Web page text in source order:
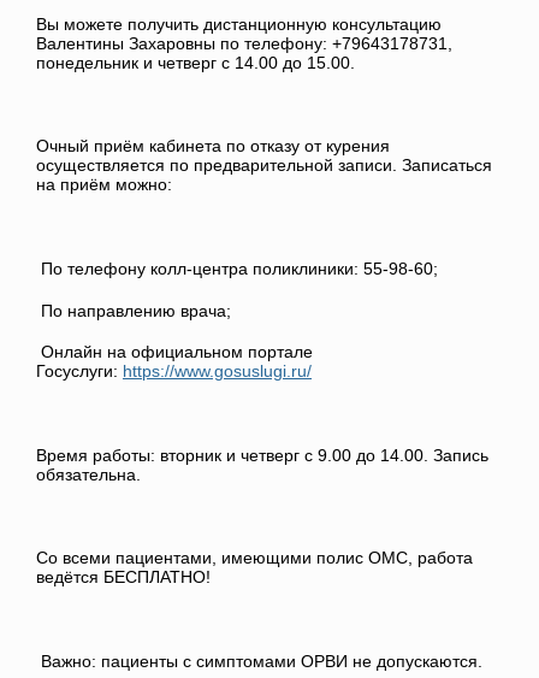
Вы можете получить дистанционную консультацию
Валентины Захаровны по телефону: +79643178731,
понедельник и четверг с 14.00 до 15.00.
Очный приём кабинета по отказу от курения
осуществляется по предварительной записи. Записаться
на приём можно:
По телефону колл-центра поликлиники: 55-98-60;
По направлению врача;
Онлайн на официальном портале
Госуслуги: https://www.gosuslugi.ru/
Время работы: вторник и четверг с 9.00 до 14.00. Запись
обязательна.
Со всеми пациентами, имеющими полис ОМС, работа
ведётся БЕСПЛАТНО!
Важно: пациенты с симптомами ОРВИ не допускаются.